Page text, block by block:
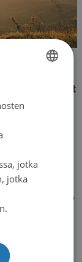
point
Code of
right to
cancer care,
SWEDISH
jotka
jotka